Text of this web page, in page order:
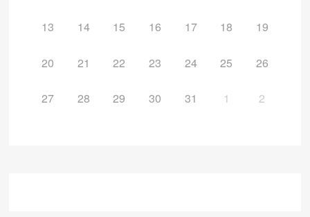
13 14 15 16 17 18 19
20 21 22 23 24 25 26
27 28 29 30 31 1 2